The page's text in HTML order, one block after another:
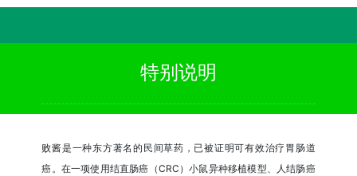
特别说明
败酱是一种东方著名的民间草药，已被证明可有效治疗胃肠道
癌。在一项使用结直肠癌（CRC）小鼠异种移植模型、人结肠癌